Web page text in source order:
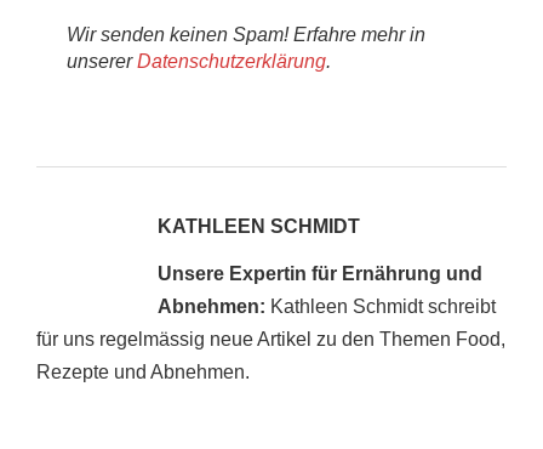
Wir senden keinen Spam! Erfahre mehr in
unsererDatenschutzerklärung.
KATHLEEN SCHMIDT
Unsere Expertin für Ernährung und
Abnehmen: Kathleen Schmidt schreibt
für uns regelmässig neue Artikel zu den Themen Food,
Rezepte und Abnehmen.